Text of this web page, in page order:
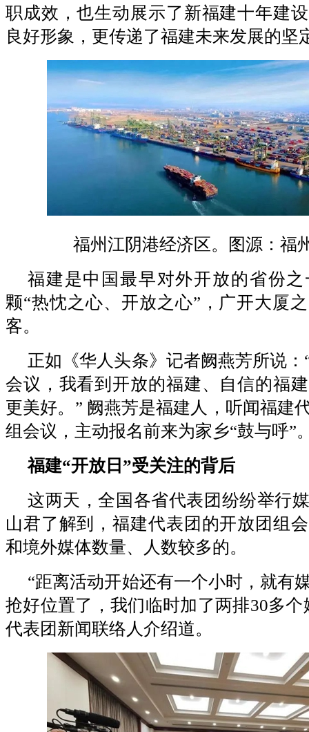
职成效，也生动展示了新福建十年建
良好形象，更传递了福建未来发展的坚
福州江阴港经济区。图源：福
福建是中国最早对外开放的省份
颗“热忱之心、开放之心”，广开大厦
客。
正如《华人头条》记者阙燕芳所说
会议，我看到开放的福建、自信的福
更美好。” 阙燕芳是福建人，听闻福建
组会议，主动报名前来为家乡“鼓与呼”
福建“开放日”受关注的背后
这两天，全国各省代表团纷纷举行
山君了解到，福建代表团的开放团组
和境外媒体数量、人数较多的。
“距离活动开始还有一个小时，就有
抢好位置了，我们临时加了两排30多个
代表团新闻联络人介绍道。